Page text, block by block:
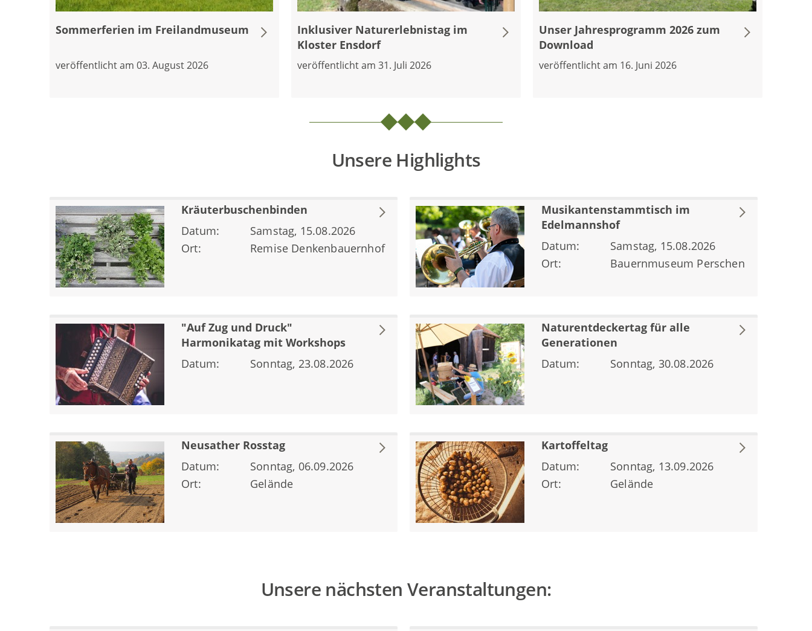
Sommerferien im Freilandmuseum
veröffentlicht am 03. August 2026
Inklusiver Naturerlebnistag im
Kloster Ensdorf
veröffentlicht am 31. Juli 2026
Unser Jahresprogramm 2026 zum
Download
veröffentlicht am 16. Juni 2026
Unsere Highlights
Kräuterbuschenbinden
Datum:
Samstag, 15.08.2026
Ort:
Remise Denkenbauernhof
Musikantenstammtisch im
Edelmannshof
Datum:
Samstag, 15.08.2026
Ort:
Bauernmuseum Perschen
"Auf Zug und Druck"
Harmonikatag mit Workshops
Datum:
Sonntag, 23.08.2026
Naturentdeckertag für alle
Generationen
Datum:
Sonntag, 30.08.2026
Neusather Rosstag
Datum:
Sonntag, 06.09.2026
Ort:
Gelände
Kartoffeltag
Datum:
Sonntag, 13.09.2026
Ort:
Gelände
Unsere nächsten Veranstaltungen: